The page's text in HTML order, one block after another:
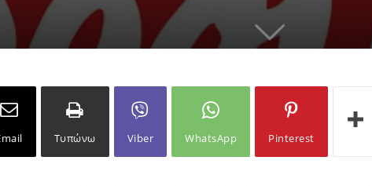
Τυπώνω Viber WhatsApp Pinterest